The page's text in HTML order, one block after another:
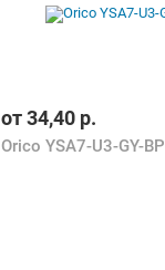
от34,40 р.
Orico YSA7-U3-GY-BP